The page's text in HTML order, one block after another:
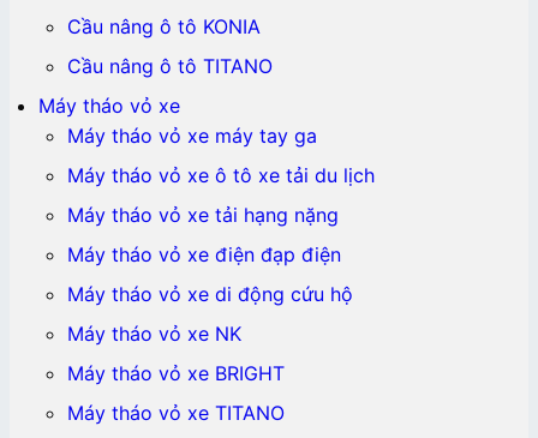
Cầu nâng ô tô KONIA
Cầu nâng ô tô TITANO
Máy tháo vỏ xe
Máy tháo vỏ xe máy tay ga
Máy tháo vỏ xe ô tô xe tải du lịch
Máy tháo vỏ xe tải hạng nặng
Máy tháo vỏ xe điện đạp điện
Máy tháo vỏ xe di động cứu hộ
Máy tháo vỏ xe NK
Máy tháo vỏ xe BRIGHT
Máy tháo vỏ xe TITANO